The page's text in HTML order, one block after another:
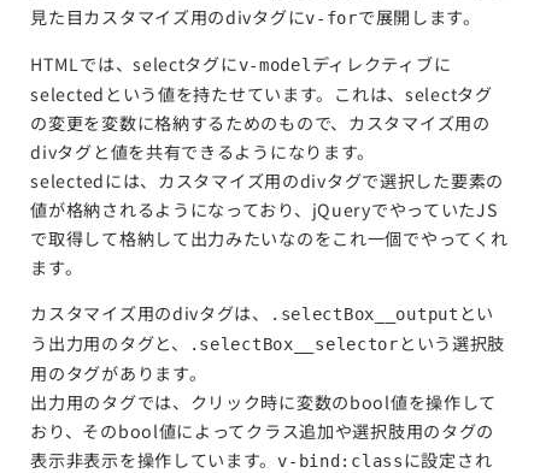
見た目カスタマイズ用のdivタグにv-forで展開します。
HTMLでは、selectタグにv-model ディレクティブに
selectedという値を持たせています。これは、selectタグ
の変更を変数に格納するためのもので、カスタマイズ用の
divタグと値を共有できるようになります。
selectedには、カスタマイズ用のdivタグで選択した要素の
値が格納されるようになっており、jQueryでやっていたJS
で取得して格納して出力みたいなのをこれ一個でやってくれ
ます。
カスタマイズ用のdivタグは、
.selectBox__output とい
う出力用のタグと、
.selectBox__selectorという選択肢
用のタグがあります。
出力用のタグでは、クリック時に変数のbool値を操作して
おり、そのbool値によってクラス追加や選択肢用のタグの
表示非表示を操作しています。v-bind:classに設定され